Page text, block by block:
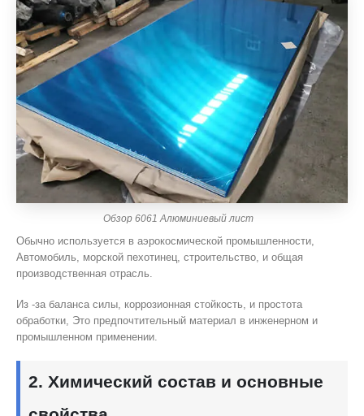
Обзор 6061 Алюминиевый лист
Обычно используется в аэрокосмической промышленности,
Автомобиль, морской пехотинец, строительство, и общая
производственная отрасль.
Из -за баланса силы, коррозионная стойкость, и простота
обработки, Это предпочтительный материал в инженерном и
промышленном применении.
2. Химический состав и основные